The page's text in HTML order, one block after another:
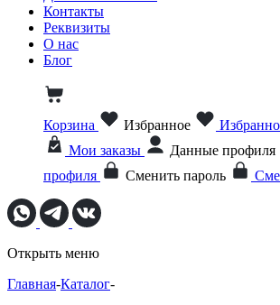
Контакты
Реквизиты
О нас
Блог
Корзина Избранное
Мои заказы
Данные профиля
профиля
Сменить пароль
Открыть меню
Главная-Каталог-